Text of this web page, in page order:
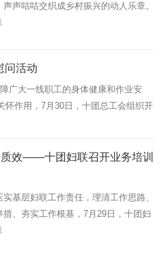
声咕咕交织成乡村振兴的动人乐章。
团立足资源优势，以“合作社+连队
问活动
广大一线职工的身体健康和作业安
怀作用，7月30日，十团总工会组织开
守高温岗位的劳动者送去防暑降温物
效——十团妇联召开业务培训
实基层妇联工作责任，理清工作思路、
措、夯实工作根基，7月29日，十团妇
业务培训暨重点工作推进会，精准部署